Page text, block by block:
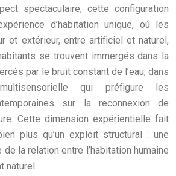
spectaculaire, cette configuration
d’habitation unique, où les
et extérieur, entre artificiel et naturel,
se trouvent immergés dans la
par le bruit constant de l’eau, dans
qui préfigure les
sur la reconnexion de
Cette dimension expérientielle fait
plus qu’un exploit structural : une
la relation entre l’habitation humaine
naturel.